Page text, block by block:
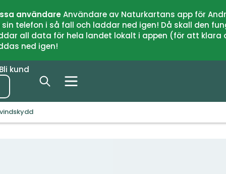
användareAnvändare av Naturkartans app för
telefon i så fall och laddar ned igen! Då skall den
all data för hela landet lokalt i appen (för att
ned igen!
Bli kund